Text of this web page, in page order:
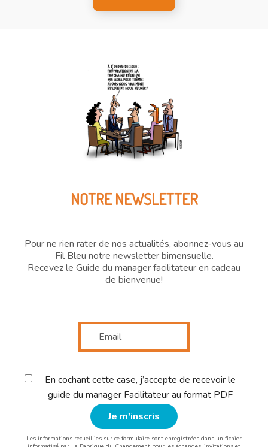
NOTRE NEWSLETTER
Pour ne rien rater de nos actualités, abonnez-vous au
Fil Bleu notre newsletter bimensuelle.
Recevez le Guide du manager facilitateur en cadeau
de bienvenue!
En cochant cette case, j’accepte de recevoir le
guide du manager Facilitateur au format PDF
Les informations recueillies sur ce formulaire sont enregistrées dans un fichier